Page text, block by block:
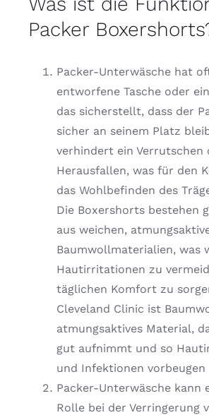
Packer
Packer-Unterwäsche hat
entworfene Tasche oder
das sicherstellt, dass der
sicher an seinem Platz
verhindert ein Verrutschen
Herausfallen, was für den
das Wohlbefinden des
Die Boxershorts bestehen
aus weichen,
Baumwollmaterialien, was
Hautirritationen zu
täglichen Komfort zu
Cleveland Clinic ist
atmungsaktives Material,
gut aufnimmt und so
und Infektionen vorbeugen
Packer-Unterwäsche kann
Rolle bei der Verringerung